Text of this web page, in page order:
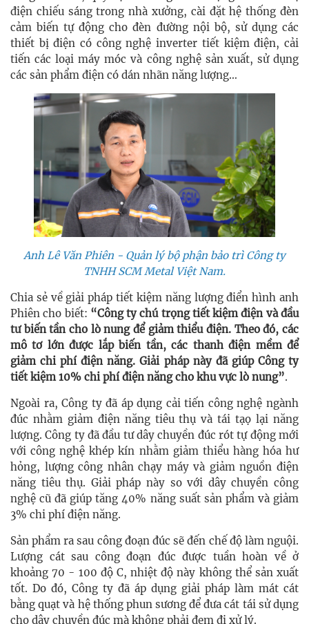
điện chiếu sáng trong nhà xưởng, cài đặt hệ thống đèn
cảm biến tự động cho đèn đường nội bộ, sử dụng các
thiết bị điện có công nghệ inverter tiết kiệm điện, cải
tiến các loại máy móc và công nghệ sản xuất, sử dụng
các sản phẩm điện có dán nhãn năng lượng…
Anh Lê Văn Phiên - Quản lý bộ phận bảo trì Công ty
TNHH SCM Metal Việt Nam.
Chia sẻ về giải pháp tiết kiệm năng lượng điển hình anh
Phiên cho biết: “Công ty chú trọng tiết kiệm điện và đầu
tư biến tần cho lò nung để giảm thiểu điện. Theo đó, các
mô tơ lớn được lắp biến tần, các thanh điện mềm để
giảm chi phí điện năng. Giải pháp này đã giúp Công ty
tiết kiệm 10% chi phí điện năng cho khu vực lò nung”.
Ngoài ra, Công ty đã áp dụng cải tiến công nghệ ngành
đúc nhằm giảm điện năng tiêu thụ và tái tạọ lại năng
lượng. Công ty đã đầu tư dây chuyền đúc rót tự động mới
với công nghệ khép kín nhằm giảm thiểu hàng hóa hư
hỏng, lượng công nhân chạy máy và giảm nguồn điện
năng tiêu thụ. Giải pháp này so với dây chuyền công
nghệ cũ đã giúp tăng 40% năng suất sản phẩm và giảm
3% chi phí điện năng.
Sản phẩm ra sau công đoạn đúc sẽ đến chế độ làm nguội.
Lượng cát sau công đoạn đúc được tuần hoàn về ở
khoảng 70 - 100 độ C, nhiệt độ này không thể sản xuất
tốt. Do đó, Công ty đã áp dụng giải pháp làm mát cát
bằng quạt và hệ thống phun sương để đưa cát tái sử dụng
cho dây chuyền đúc mà không phải đem đi xử lý.